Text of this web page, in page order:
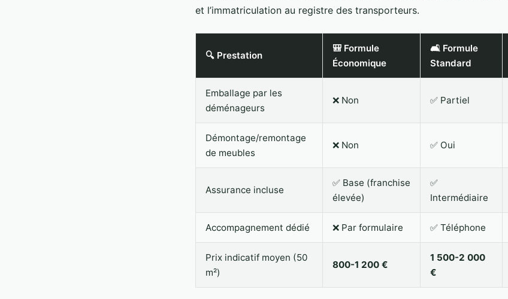
et l’immatriculation au registre des transporteurs.
🔍 Prestation
🎒 Formule
Économique
🛋️ Formule
Standard
Emballage par les
déménageurs
❌ Non ✅ Partiel
Démontage/remontage
de meubles
❌ Non ✅ Oui
Assurance incluse
✅ Base (franchise
élevée)
✅
Intermédiaire
Accompagnement dédié ❌ Par formulaire ✅ Téléphone
Prix indicatif moyen (50
m²)
800-1 200 €
1 500-2 000
€